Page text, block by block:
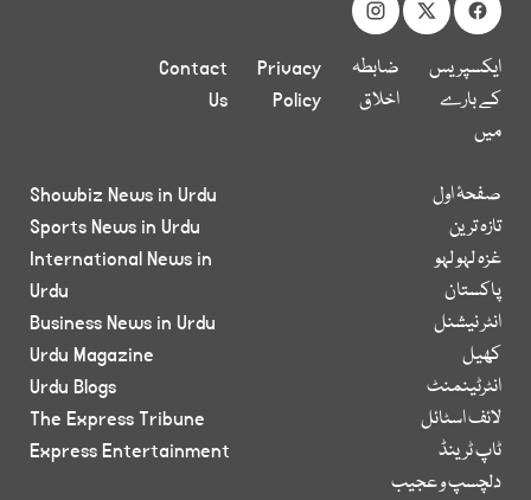
ایکسپریس
کے بارے
میں
ضابطہ
اخلاق
Privacy
Policy
Contact
Us
صفحۂ اول
تازہ ترین
غزہ لہو لہو
پاکستان
انٹر نیشنل
کھیل
انٹرٹینمنٹ
لائف اسٹائل
ٹاپ ٹرینڈ
دلچسپ و عجیب
Showbiz News in Urdu
Sports News in Urdu
International News in
Urdu
Business News in Urdu
Urdu Magazine
Urdu Blogs
The Express Tribune
Express Entertainment